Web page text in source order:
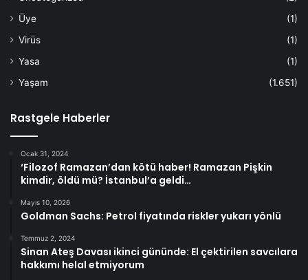
Üye
(1)
Virüs
(1)
Yasa
(1)
Yaşam
(1.651)
Rastgele Haberler
Ocak 31, 2024
‘Filozof Ramazan’dan kötü haber! Ramazan Pişkin
kimdir, öldü mü? İstanbul’a geldi…
Mayıs 10, 2026
Goldman Sachs: Petrol fiyatında riskler yukarı yönlü
Temmuz 2, 2024
Sinan Ateş Davası ikinci gününde: El çektirilen savcılara
hakkımı helal etmiyorum